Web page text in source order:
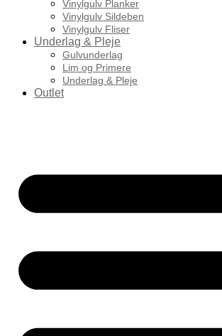
Vinylgulv Planker
Vinylgulv Sildeben
Vinylgulv Fliser
Underlag & Pleje
Gulvunderlag
Lim og Primere
Underlag & Pleje
Outlet